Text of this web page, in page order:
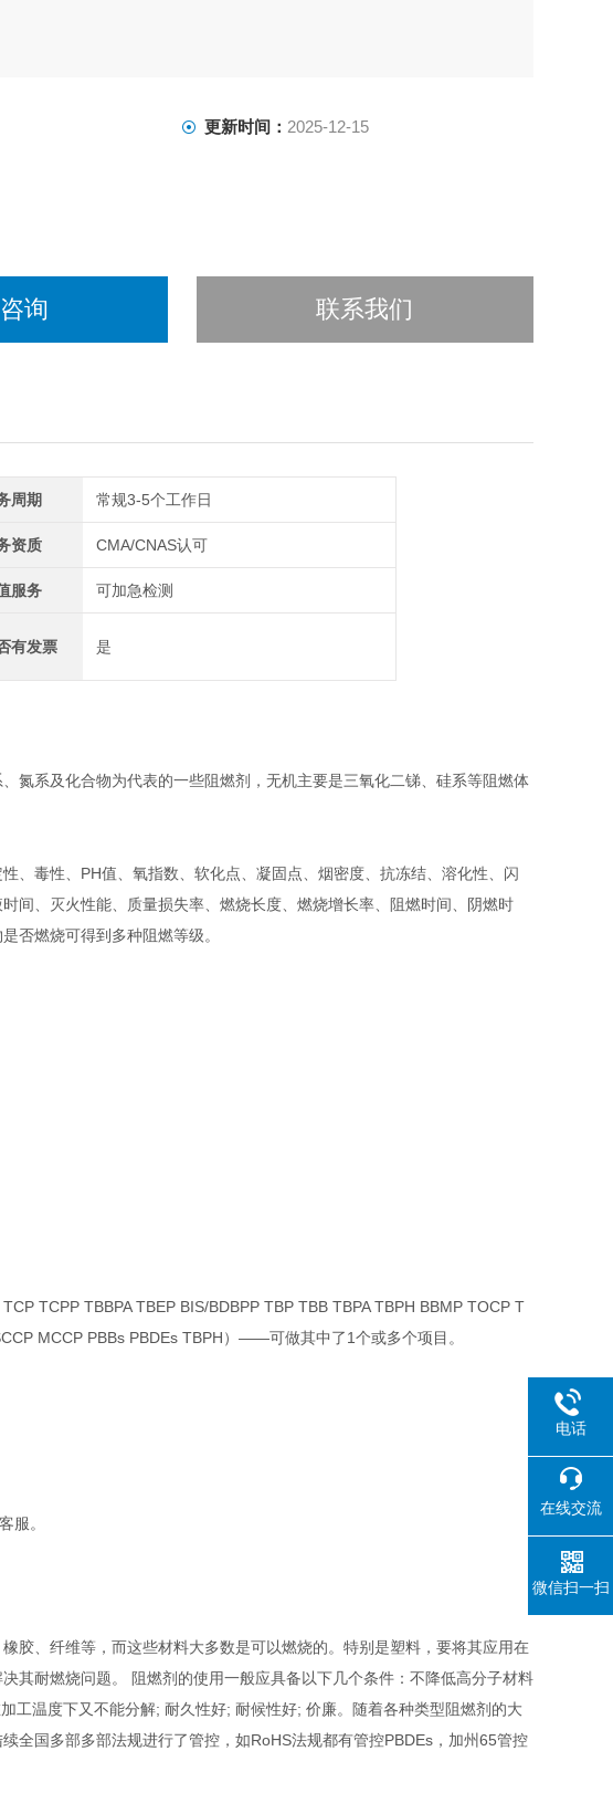
更新时间： 2025-12-15
询 联系我们
周期 常规3-5个工作日
资质 CMA/CNAS认可
服务 可加急检测
有发票 是
氮系及化合物为代表的一些阻燃剂，无机主要是三氧化二锑、硅系等阻燃体
、毒性、PH值、氧指数、软化点、凝固点、烟密度、抗冻结、溶化性、闪
间、灭火性能、质量损失率、燃烧长度、燃烧增长率、阻燃时间、阴燃时
否燃烧可得到多种阻燃等级。
TCPP TBBPA TBEP BIS/BDBPP TBP TBB TBPA TBPH BBMP TOCP T
MCCP PBBs PBDEs TBPH）——可做其中了1个或多个项目。
服。
胶、纤维等，而这些材料大多数是可以燃烧的。特别是塑料，要将其应用在
其耐燃烧问题。 阻燃剂的使用一般应具备以下几个条件：不降低高分子材料
工温度下又不能分解; 耐久性好; 耐候性好; 价廉。随着各种类型阻燃剂的大
全国多部多部法规进行了管控，如RoHS法规都有管控PBDEs，加州65管控
电话
在线交流
微信扫一扫